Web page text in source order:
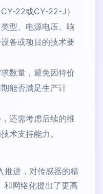
22或CY-22-J）
型、电源电压、响
备或项目的技术要
数量，避免因特价
能否满足生产计
还需考虑后续的维
术支持能力。
推进，对传感器的精
和网络化提出了更高